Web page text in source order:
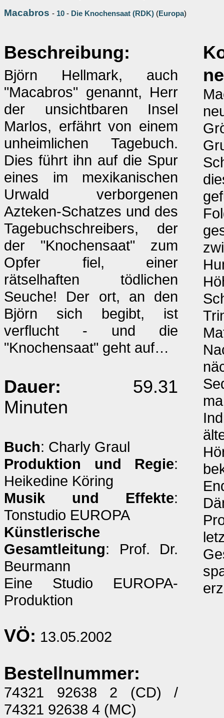
Macabros - 10 - Die Knochensaat (RDK) (Europa)
Beschreibung:
Björn Hellmark, auch
"Macabros" genannt, Herr
der unsichtbaren Insel
Marlos, erfährt von einem
unheimlichen Tagebuch.
Dies führt ihn auf die Spur
eines im mexikanischen
Urwald verborgenen
Azteken-Schatzes und des
Tagebuchschreibers, der
der "Knochensaat" zum
Opfer fiel, einer
rätselhaften tödlichen
Seuche! Der ort, an den
Björn sich begibt, ist
verflucht - und die
"Knochensaat" geht auf…
Dauer: 59.31
Minuten
Buch: Charly Graul
Produktion und Regie:
Heikedine Köring
Musik und Effekte:
Tonstudio EUROPA
Künstlerische
Gesamtleitung: Prof. Dr.
Beurmann
Eine Studio EUROPA-
Produktion
VÖ: 13.05.2002
Bestellnummer:
74321 92638 2 (CD) /
74321 92638 4 (MC)